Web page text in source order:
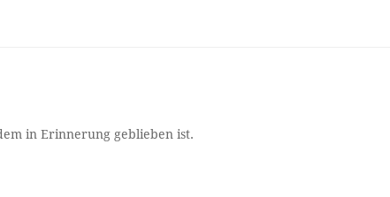
in Erinnerung geblieben ist.